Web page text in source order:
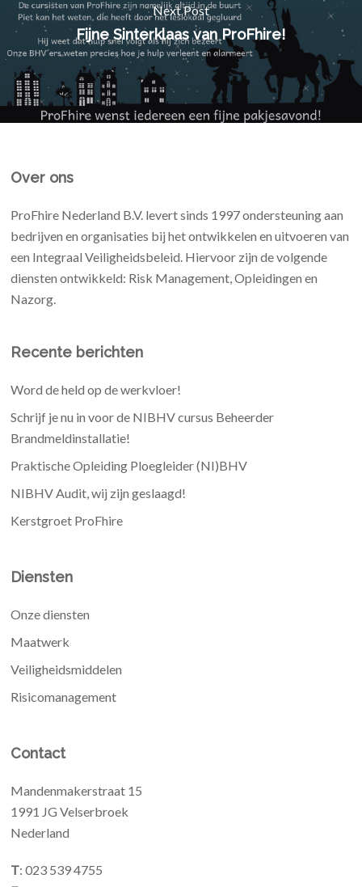
Next Post
Fijne Sinterklaas van ProFhire!
Over ons
ProFhire Nederland B.V. levert sinds 1997 ondersteuning aan
bedrijven en organisaties bij het ontwikkelen en uitvoeren van
een Integraal Veiligheidsbeleid. Hiervoor zijn de volgende
diensten ontwikkeld: Risk Management, Opleidingen en
Nazorg.
Recente berichten
Word de held op de werkvloer!
Schrijf je nu in voor de NIBHV cursus Beheerder
Brandmeldinstallatie!
Praktische Opleiding Ploegleider (NI)BHV
NIBHV Audit, wij zijn geslaagd!
Kerstgroet ProFhire
Diensten
Onze diensten
Maatwerk
Veiligheidsmiddelen
Risicomanagement
Contact
Mandenmakerstraat 15
1991 JG Velserbroek
Nederland
T: 023 539 4755